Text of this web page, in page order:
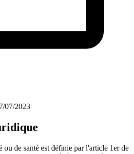
07/2023
ou de santé est définie par l'article 1er de